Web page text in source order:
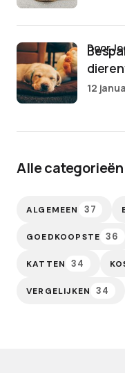
door
12
Alle categorieën
ALGEMEEN 37
GOEDKOOPSTE 36
KATTEN 34
VERGELIJKEN 34